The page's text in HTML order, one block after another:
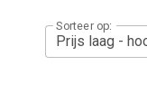
Sorteer op: